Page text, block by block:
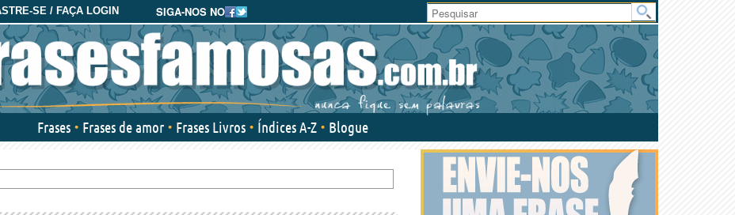
SIGA-NOS NO
SE / FAÇA LOGIN
Área
do
Usuário
Frases Frases de amor Frases Livros Índices A-Z Blogue